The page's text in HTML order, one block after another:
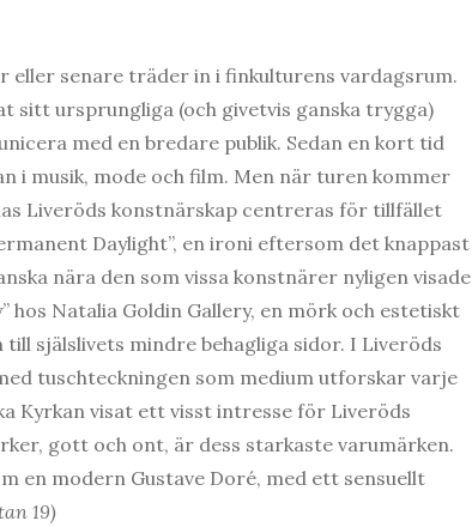
eller senare träder in i finkulturens vardagsrum.
sitt ursprungliga (och givetvis ganska trygga)
med en bredare publik. Sedan en kort tid
i musik, mode och film. Men när turen kommer
Liveröds konstnärskap centreras för tillfället
Daylight”, en ironi eftersom det knappast
nära den som vissa konstnärer nyligen visade
Natalia Goldin Gallery, en mörk och estetiskt
själslivets mindre behagliga sidor. I Liveröds
tuschteckningen som medium utforskar varje
Kyrkan visat ett visst intresse för Liveröds
gott och ont, är dess starkaste varumärken.
en modern Gustave Doré, med ett sensuellt
19)